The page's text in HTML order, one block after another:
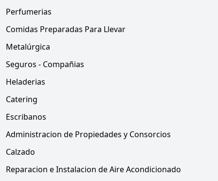
Perfumerias
Comidas Preparadas Para Llevar
Metalúrgica
Seguros - Compañias
Heladerias
Catering
Escribanos
Administracion de Propiedades y Consorcios
Calzado
Reparacion e Instalacion de Aire Acondicionado